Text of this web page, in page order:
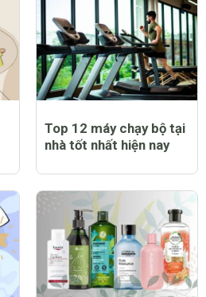
Top 12 máy chạy bộ tại
nhà tốt nhất hiện nay